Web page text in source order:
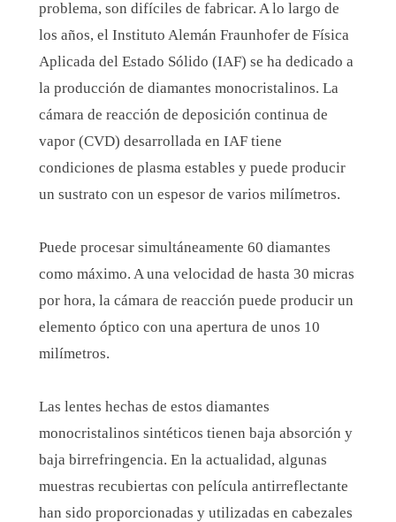
problema, son difíciles de fabricar. A lo largo de
los años, el Instituto Alemán Fraunhofer de Física
Aplicada del Estado Sólido (IAF) se ha dedicado a
la producción de diamantes monocristalinos. La
cámara de reacción de deposición continua de
vapor (CVD) desarrollada en IAF tiene
condiciones de plasma estables y puede producir
un sustrato con un espesor de varios milímetros.
Puede procesar simultáneamente 60 diamantes
como máximo. A una velocidad de hasta 30 micras
por hora, la cámara de reacción puede producir un
elemento óptico con una apertura de unos 10
milímetros.
Las lentes hechas de estos diamantes
monocristalinos sintéticos tienen baja absorción y
baja birrefringencia. En la actualidad, algunas
muestras recubiertas con película antirreflectante
han sido proporcionadas y utilizadas en cabezales